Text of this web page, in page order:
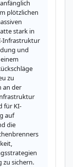
plötzlichen
stark in
Infrastruktur
und
zu
an der
für KI-
auf
die
zu sichern.